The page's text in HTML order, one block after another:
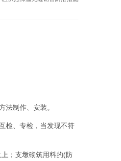
法制作、安装。
检、专检，当发现不符
；支墩砌筑用料的(防